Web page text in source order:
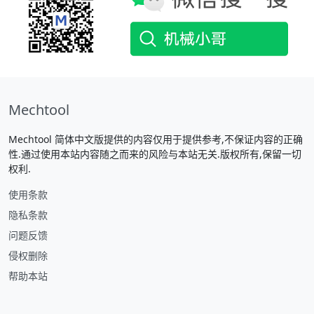
Mechtool
Mechtool 简体中文版提供的内容仅用于提供参考,不保证内容的正确
性.通过使用本站内容随之而来的风险与本站无关.版权所有,保留一切
权利.
使用条款
隐私条款
问题反馈
侵权删除
帮助本站